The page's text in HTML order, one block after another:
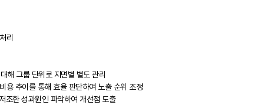
리
해 그룹 단위로 지면별 별도 관리
용 추이를 통해 효율 판단하여 노출 순위 조정
조한 성과원인 파악하여 개선점 도출